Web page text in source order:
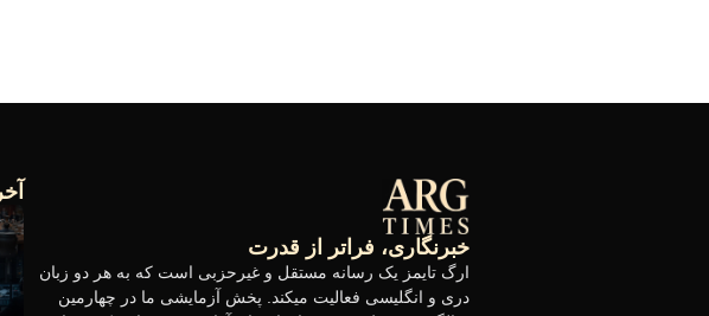
خبرنگاری، فراتر از قدرت
ارگ تایمز یک رسانه مستقل و غیرحزبی است که به هر دو زبان
دری و انگلیسی فعالیت میکند. پخش آزمایشی ما در چهارمین